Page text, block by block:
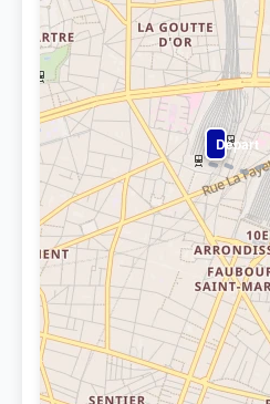
Départ